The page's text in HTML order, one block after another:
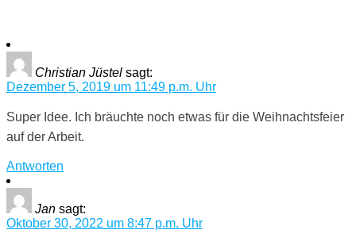
Christian Jüstel sagt:
Dezember 5, 2019 um 11:49 p.m. Uhr
Super Idee. Ich bräuchte noch etwas für die Weihnachtsfeier
auf der Arbeit.
Antworten
Jan sagt:
Oktober 30, 2022 um 8:47 p.m. Uhr